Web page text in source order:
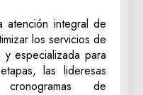
integral de
los servicios de
y especializada para
las lideresas
cronogramas de